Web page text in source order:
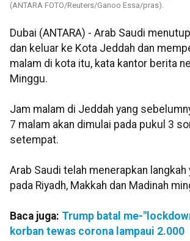
(ANTARA FOTO/Reuters/Ganoo Essa/pras).
Dubai (ANTARA) - Arab Saudi
dan keluar ke Kota Jeddah dan
malam di kota itu, kata kantor berita
Minggu.
Jam malam di Jeddah yang
7 malam akan dimulai pada pukul 3
setempat.
Arab Saudi telah menerapkan langkah
pada Riyadh, Makkah dan Madinah
Baca juga: Trump batal me-
korban tewas corona lampaui 2.000